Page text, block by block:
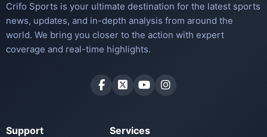
Crifo Sports is your ultimate destination for the latest sports
news, updates, and in-depth analysis from around the
world. We bring you closer to the action with expert
coverage and real-time highlights.
Support Services